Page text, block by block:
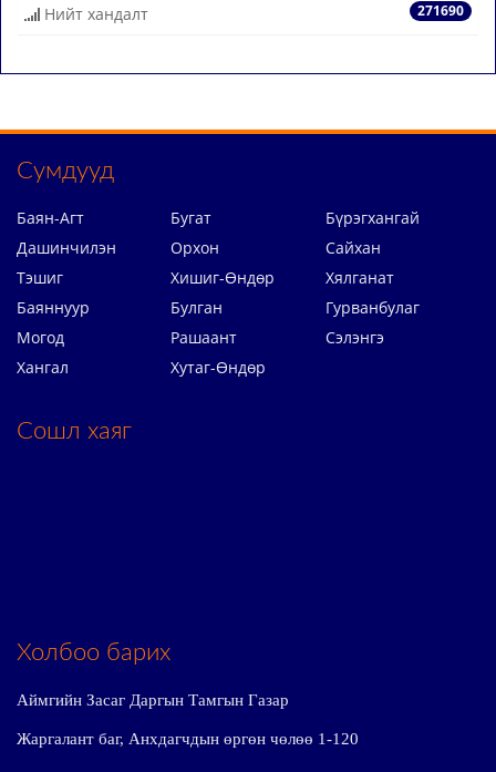
271690
Нийт хандалт
Сумдууд
Баян-Агт Бугат
Бүрэгхангай
Дашинчилэн
Орхон
Сайхан
Тэшиг
Хишиг-Өндөр
Хялганат
Баяннуур
Булган
Гурванбулаг
Могод
Рашаант
Сэлэнгэ
Хангал
Хутаг-Өндөр
Сошл хаяг
Холбоо барих
Аймгийн Засаг Даргын Тамгын Газар
Жаргалант баг, Анхдагчдын өргөн чөлөө 1-120